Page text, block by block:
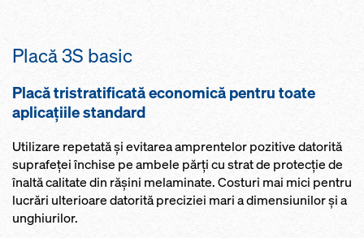
Placă 3S basic
Placă tristratificată economică pentru toate
aplicaţiile standard
Utilizare repetată şi evitarea amprentelor pozitive datorită
suprafeţei închise pe ambele părţi cu strat de protecţie de
înaltă calitate din răşini melaminate. Costuri mai mici pentru
lucrări ulterioare datorită preciziei mari a dimensiunilor şi a
unghiurilor.